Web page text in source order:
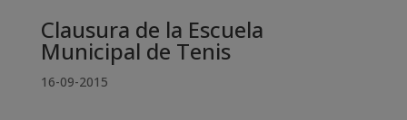
Clausura de la Escuela
Municipal de Tenis
16-09-2015